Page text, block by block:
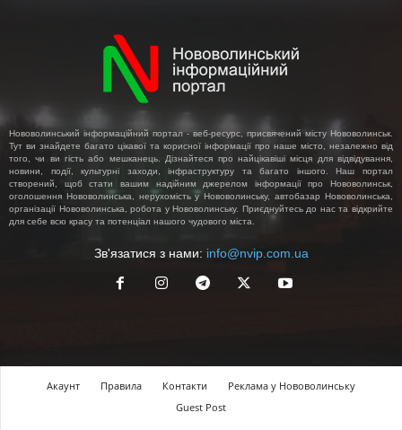
Нововолинський інформаційний портал - веб-ресурс, присвячений місту Нововолинськ.
Тут ви знайдете багато цікавої та корисної інформації про наше місто, незалежно від
того, чи ви гість або мешканець. Дізнайтеся про найцікавіші місця для відвідування,
новини, події, культурні заходи, інфраструктуру та багато іншого. Наш портал
створений, щоб стати вашим надійним джерелом інформації про Нововолинськ,
оголошення Нововолинська, нерухомість у Нововолинську, автобазар Нововолинська,
організації Нововолинська, робота у Нововолинську. Приєднуйтесь до нас та відкрийте
для себе всю красу та потенціал нашого чудового міста.
Зв'язатися з нами: info@nvip.com.ua
Акаунт Правила Контакти
Реклама у Нововолинську
Guest Post